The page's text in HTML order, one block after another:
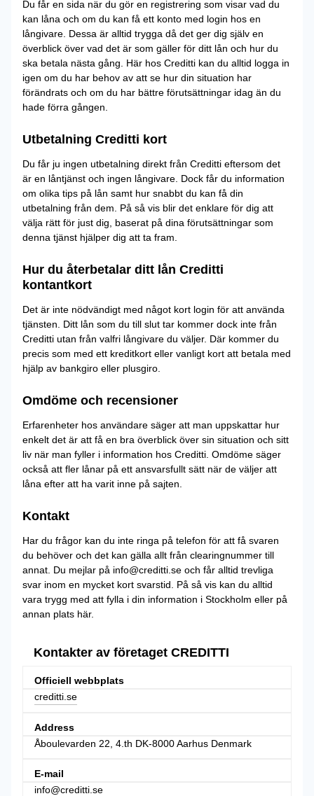
Du får en sida när du gör en registrering som visar vad du
kan låna och om du kan få ett konto med login hos en
långivare. Dessa är alltid trygga då det ger dig själv en
överblick över vad det är som gäller för ditt lån och hur du
ska betala nästa gång. Här hos Creditti kan du alltid logga in
igen om du har behov av att se hur din situation har
förändrats och om du har bättre förutsättningar idag än du
hade förra gången.
Utbetalning Creditti kort
Du får ju ingen utbetalning direkt från Creditti eftersom det
är en låntjänst och ingen långivare. Dock får du information
om olika tips på lån samt hur snabbt du kan få din
utbetalning från dem. På så vis blir det enklare för dig att
välja rätt för just dig, baserat på dina förutsättningar som
denna tjänst hjälper dig att ta fram.
Hur du återbetalar ditt lån Creditti
kontantkort
Det är inte nödvändigt med något kort login för att använda
tjänsten. Ditt lån som du till slut tar kommer dock inte från
Creditti utan från valfri långivare du väljer. Där kommer du
precis som med ett kreditkort eller vanligt kort att betala med
hjälp av bankgiro eller plusgiro.
Omdöme och recensioner
Erfarenheter hos användare säger att man uppskattar hur
enkelt det är att få en bra överblick över sin situation och sitt
liv när man fyller i information hos Creditti. Omdöme säger
också att fler lånar på ett ansvarsfullt sätt när de väljer att
låna efter att ha varit inne på sajten.
Kontakt
Har du frågor kan du inte ringa på telefon för att få svaren
du behöver och det kan gälla allt från clearingnummer till
annat. Du mejlar på info@creditti.se och får alltid trevliga
svar inom en mycket kort svarstid. På så vis kan du alltid
vara trygg med att fylla i din information i Stockholm eller på
annan plats här.
Kontakter av företaget CREDITTI
Officiell webbplats
creditti.se
Address
Åboulevarden 22, 4.th DK-8000 Aarhus Denmark
E-mail
info@creditti.se